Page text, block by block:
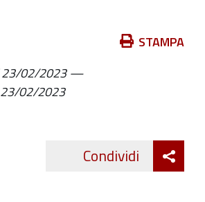
STAMPA
23/02/2023—
23/02/2023
Condividi